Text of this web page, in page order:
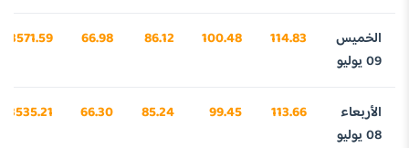
الخميس
09 يوليو
114.83
100.48
86.12
66.98
3571.59
الأربعاء
08 يوليو
113.66
99.45
85.24
66.30
3535.21